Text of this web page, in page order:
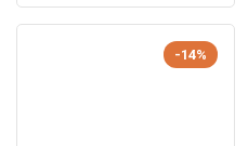
-14%